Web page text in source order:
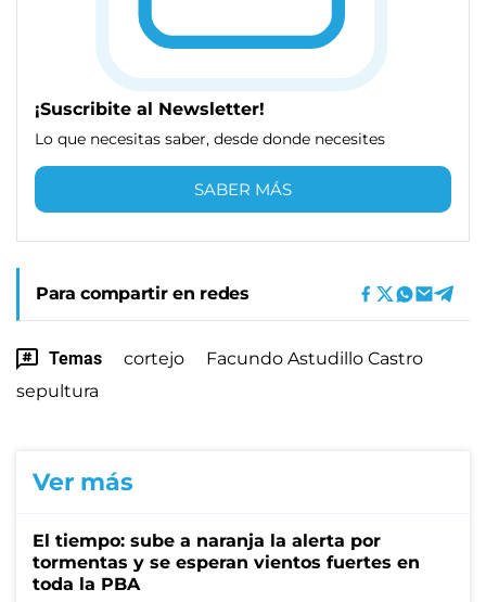
¡Suscribite al Newsletter!
Lo que necesitas saber, desde donde necesites
SABER MÁS
Para compartir en redes
Temas cortejo
Facundo Astudillo Castro
sepultura
Ver más
El tiempo: sube a naranja la alerta por
tormentas y se esperan vientos fuertes en
toda la PBA